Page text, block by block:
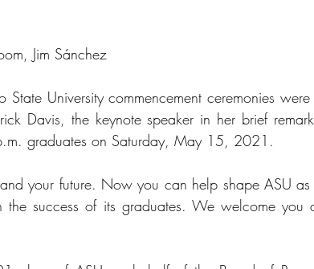
Jim Sánchez
University commencement ceremonies
Davis, the keynote speaker in her brief
graduates on Saturday, May 15, 2021.
your future. Now you can help shape ASU
the success of its graduates. We welcome you